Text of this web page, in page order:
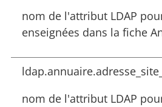
nom de l'attribut LDAP
enseignées dans la fiche
nom de l'attribut LDAP